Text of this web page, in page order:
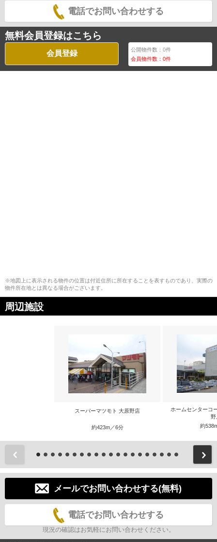
電話でお問い合わせする
無料会員登録はこちら
会員登録 公開物件数：0件
会員物件数：0件
※地図上に表示される物件の位置は付近住所に所在することを表すものであり、実際の
物件所在地とは異なる場合がございます。
周辺施設
スーパーマツモト 大原野店
約423m／6分
ホームセンターコ
野
約
メールでお問い合わせする(無料)
電話でお問い合わせする
現況の確認はお気軽にお問い合わせください。